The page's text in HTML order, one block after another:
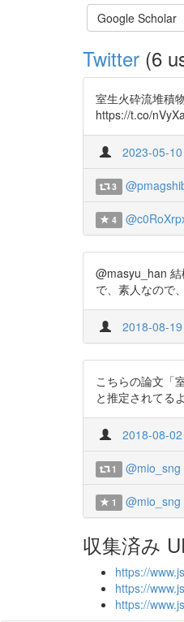
Google Scholar
Twitter (6
室生火砕流堆積
https://t.co/
2023-05-
3
4
@masyu_han
で、素人なので
2018-08-
こちらの論文「
と推定されてる
2018-08-
1 @mio_sng
1 @mio_sng
収集済み
https://
https://
https://